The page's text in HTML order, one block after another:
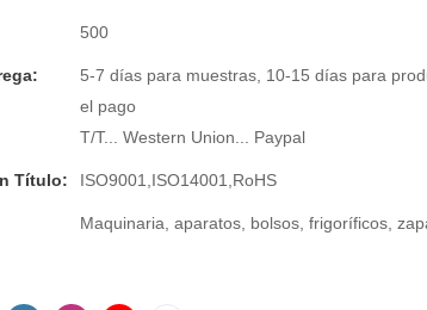
500
5-7 días para muestras, 10-15 días para
el pago
T/T... Western Union... Paypal
Título: ISO9001,ISO14001,RoHS
Maquinaria, aparatos, bolsos, frigoríficos,